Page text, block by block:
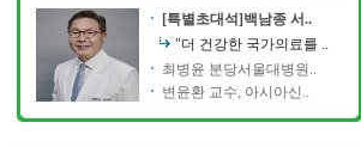
[특별초대석]백남종 서..
"더 건강한 국가의료를 ..
최병윤 분당서울대병원..
변윤환 교수, 아시아신..